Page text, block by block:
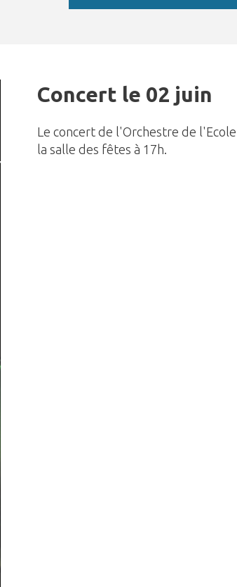
Concert le 02 juin
Le concert de l'Orchestre de
la salle des fêtes à 17h.